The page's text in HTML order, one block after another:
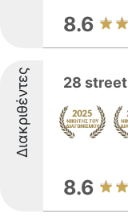
8.6
Διακριθέντες 28 street
8.6